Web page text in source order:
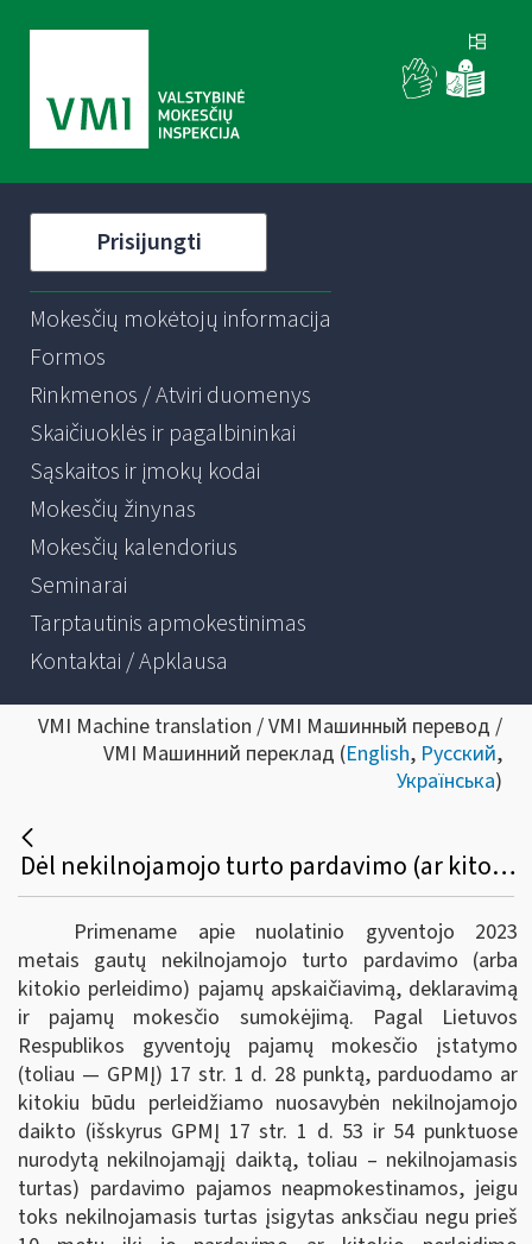
Prisijungti
Mokesčių mokėtojų informacija
Formos
Rinkmenos / Atviri duomenys
Skaičiuoklės ir pagalbininkai
Sąskaitos ir įmokų kodai
Mokesčių žinynas
Mokesčių kalendorius
Seminarai
Tarptautinis apmokestinimas
Kontaktai / Apklausa
VMI Machine translation / VMI Машинный перевод /
VMI Машинний переклад (English, Русский,
Українська)
Dėl nekilnojamojo turto pardavimo (ar kitokio perleidimo) pajamų, gautų 2023 metais, apskaičiavimo, deklaravimo ir pajamų mokesčio sumokėjimo
Primename apie nuolatinio gyventojo 2023
metais gautų nekilnojamojo turto pardavimo (arba
kitokio perleidimo) pajamų apskaičiavimą, deklaravimą
ir pajamų mokesčio sumokėjimą. Pagal Lietuvos
Respublikos gyventojų pajamų mokesčio įstatymo
(toliau — GPMĮ) 17 str. 1 d. 28 punktą, parduodamo ar
kitokiu būdu perleidžiamo nuosavybėn nekilnojamojo
daikto (išskyrus GPMĮ 17 str. 1 d. 53 ir 54 punktuose
nurodytą nekilnojamąjį daiktą, toliau ‒ nekilnojamasis
turtas) pardavimo pajamos neapmokestinamos, jeigu
toks nekilnojamasis turtas įsigytas anksčiau negu prieš